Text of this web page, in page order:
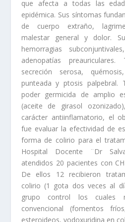
que afecta a todas las
epidémica. Sus síntomas
de cuerpo extraño,
malestar general y dolor.
hemorragias
adenopatías
secreción serosa,
punteada y ptosis palpebral.
poder germicida de amplio
(aceite de girasol
carácter antiinflamatorio, el
fue evaluar la efectividad de
forma de colirio para el
Hospital Docente ¨Dr
atendidos 20 pacientes con
De ellos 12 recibieron
colirio (1 gota dos veces al
grupo control los cuales
convencional (fomentos
esteroideos, yodoxuridina en